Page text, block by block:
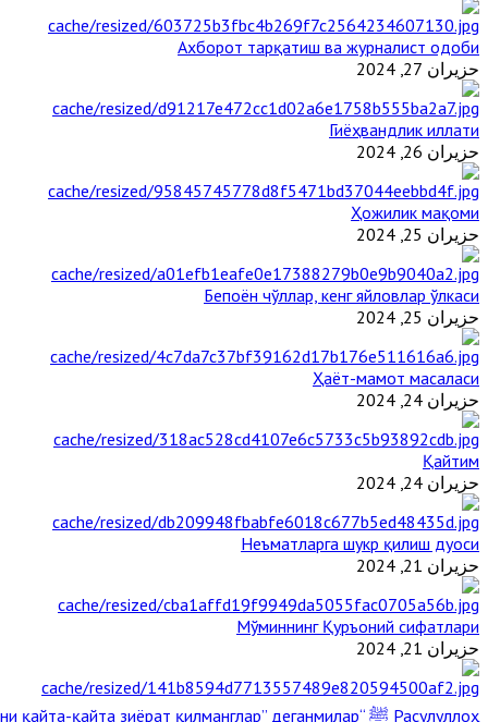
Ахборот тарқатиш ва журналист одоби
حزيران 27, 2024
Гиёҳвандлик иллати
حزيران 26, 2024
Ҳожилик мақоми
حزيران 25, 2024
Бепоён чўллар, кенг яйловлар ўлкаси
حزيران 25, 2024
Ҳаёт-мамот масаласи
حزيران 24, 2024
Қайтим
حزيران 24, 2024
Неъматларга шукр қилиш дуоси
حزيران 21, 2024
Мўминнинг Қуръоний сифатлари
حزيران 21, 2024
Расулуллоҳ ﷺ “Қабримни қайта-қайта зиёрат қилманглар” деганмилар?